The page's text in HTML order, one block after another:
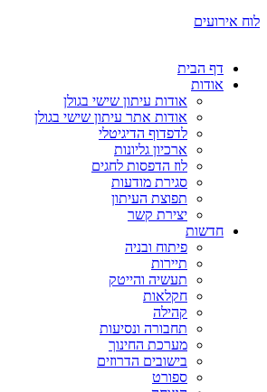
לוח אירועים
דף הבית
אודות
אודות עיתון שישי בגולן
אודות אתר עיתון שישי בגולן
לדפדוף הדיגיטלי
ארכיון גליונות
לוז הדפסות לחגים
סגירת מודעות
תפוצת העיתון
יצירת קשר
חדשות
פיתוח ובניה
תיירות
תעשיה והייטק
חקלאות
קהילה
תחבורה ונסיעות
מערכת החינוך
בישובים הדרוזים
ספורט